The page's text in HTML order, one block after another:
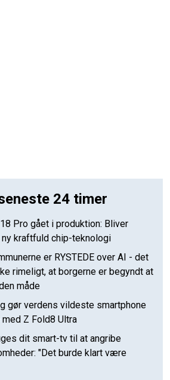
24 timer
Pro gået i produktion: Bliver
kraftfuld chip-teknologi
er RYSTEDE over AI - det
rimeligt, at borgerne er begyndt at
måde
gør verdens vildeste smartphone
Z Fold8 Ultra
dit smart-tv til at angribe
"Det burde klart være